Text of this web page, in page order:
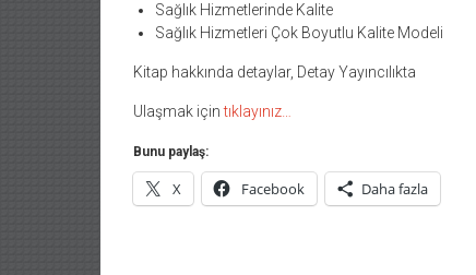
Sağlık Hizmetlerinde Kalite
Sağlık Hizmetleri Çok Boyutlu Kalite Modeli
Kitap hakkında detaylar, Detay Yayıncılıkta
Ulaşmak içintıklayınız…
Bunu paylaş:
X Facebook Daha fazla